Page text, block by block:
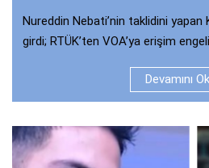
Nureddin Nebati’nin taklidini
girdi; RTÜK’ten VOA’ya erişim
Devamını